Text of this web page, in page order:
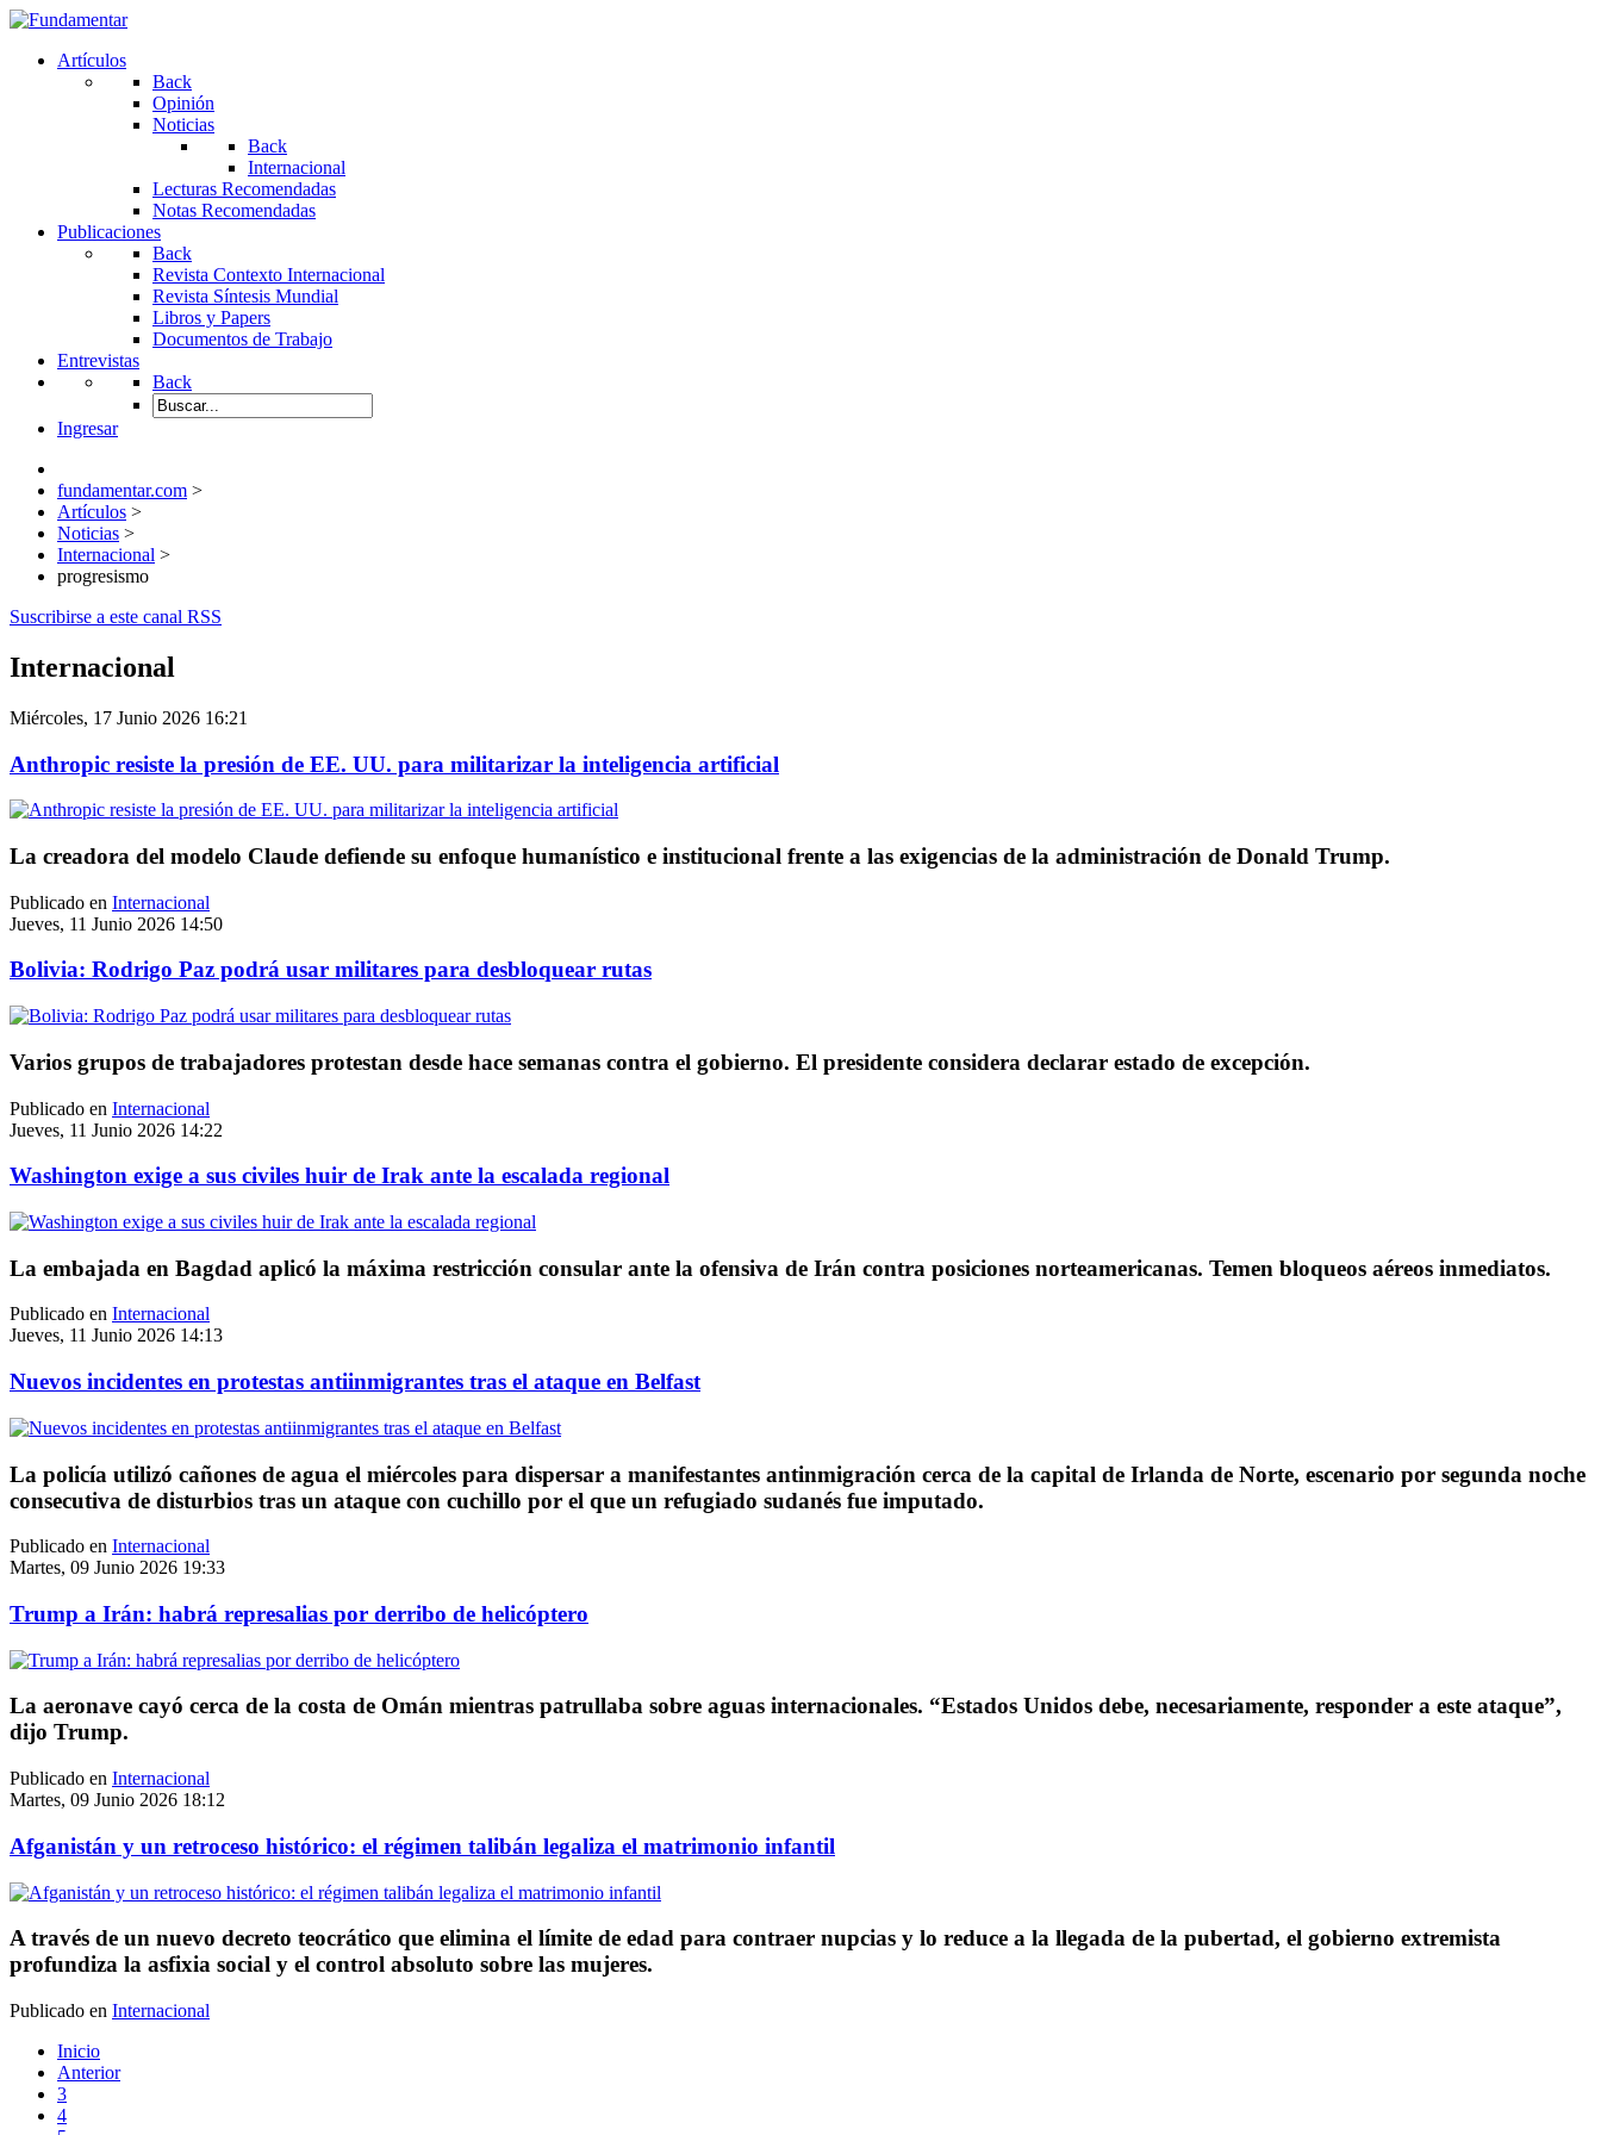
Artículos
Back
Opinión
Noticias
Back
Internacional
Lecturas Recomendadas
Notas Recomendadas
Publicaciones
Back
Revista Contexto Internacional
Revista Síntesis Mundial
Libros y Papers
Documentos de Trabajo
Entrevistas
Back
Ingresar
fundamentar.com >
Artículos >
Noticias >
Internacional >
progresismo
Suscribirse a este canal RSS
Internacional
Miércoles, 17 Junio 2026 16:21
Anthropic resiste la presión de EE. UU. para militarizar la inteligencia artificial
La creadora del modelo Claude defiende su enfoque humanístico e institucional frente a las exigencias de la administración de Donald Trump.
Publicado en Internacional
Jueves, 11 Junio 2026 14:50
Bolivia: Rodrigo Paz podrá usar militares para desbloquear rutas
Varios grupos de trabajadores protestan desde hace semanas contra el gobierno. El presidente considera declarar estado de excepción.
Publicado en Internacional
Jueves, 11 Junio 2026 14:22
Washington exige a sus civiles huir de Irak ante la escalada regional
La embajada en Bagdad aplicó la máxima restricción consular ante la ofensiva de Irán contra posiciones norteamericanas. Temen bloqueos aéreos inmediatos.
Publicado en Internacional
Jueves, 11 Junio 2026 14:13
Nuevos incidentes en protestas antiinmigrantes tras el ataque en Belfast
La policía utilizó cañones de agua el miércoles para dispersar a manifestantes antinmigración cerca de la capital de Irlanda de Norte, escenario por segunda noche
consecutiva de disturbios tras un ataque con cuchillo por el que un refugiado sudanés fue imputado.
Publicado en Internacional
Martes, 09 Junio 2026 19:33
Trump a Irán: habrá represalias por derribo de helicóptero
La aeronave cayó cerca de la costa de Omán mientras patrullaba sobre aguas internacionales. “Estados Unidos debe, necesariamente, responder a este ataque”,
dijo Trump.
Publicado en Internacional
Martes, 09 Junio 2026 18:12
Afganistán y un retroceso histórico: el régimen talibán legaliza el matrimonio infantil
A través de un nuevo decreto teocrático que elimina el límite de edad para contraer nupcias y lo reduce a la llegada de la pubertad, el gobierno extremista
profundiza la asfixia social y el control absoluto sobre las mujeres.
Publicado en Internacional
Inicio
Anterior
3
4